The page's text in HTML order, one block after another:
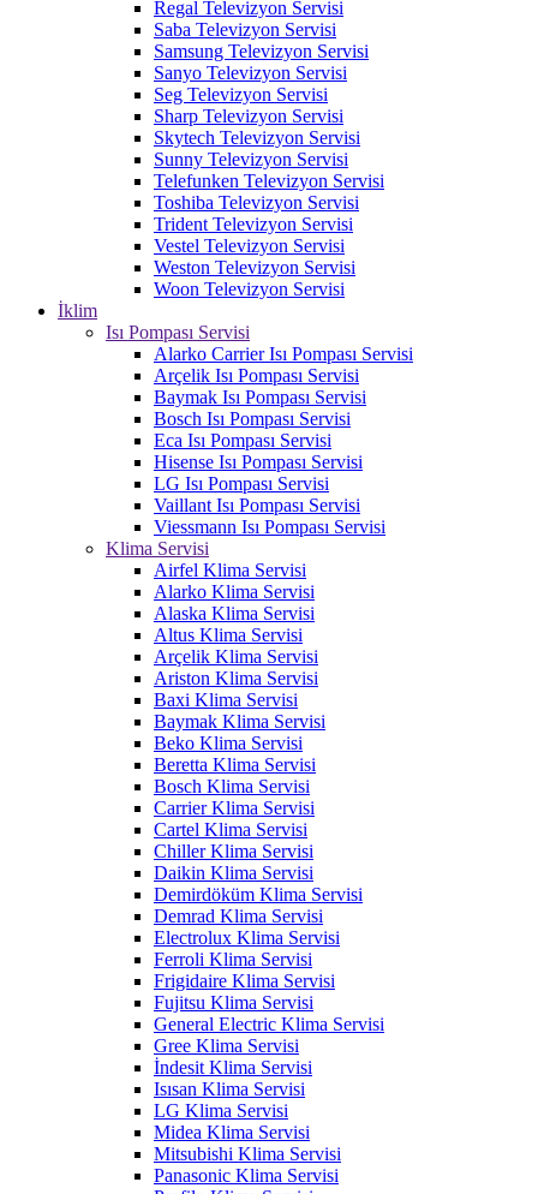
Regal Televizyon Servisi
Saba Televizyon Servisi
Samsung Televizyon Servisi
Sanyo Televizyon Servisi
Seg Televizyon Servisi
Sharp Televizyon Servisi
Skytech Televizyon Servisi
Sunny Televizyon Servisi
Telefunken Televizyon Servisi
Toshiba Televizyon Servisi
Trident Televizyon Servisi
Vestel Televizyon Servisi
Weston Televizyon Servisi
Woon Televizyon Servisi
İklim
Isı Pompası Servisi
Alarko Carrier Isı Pompası Servisi
Arçelik Isı Pompası Servisi
Baymak Isı Pompası Servisi
Bosch Isı Pompası Servisi
Eca Isı Pompası Servisi
Hisense Isı Pompası Servisi
LG Isı Pompası Servisi
Vaillant Isı Pompası Servisi
Viessmann Isı Pompası Servisi
Klima Servisi
Airfel Klima Servisi
Alarko Klima Servisi
Alaska Klima Servisi
Altus Klima Servisi
Arçelik Klima Servisi
Ariston Klima Servisi
Baxi Klima Servisi
Baymak Klima Servisi
Beko Klima Servisi
Beretta Klima Servisi
Bosch Klima Servisi
Carrier Klima Servisi
Cartel Klima Servisi
Chiller Klima Servisi
Daikin Klima Servisi
Demirdöküm Klima Servisi
Demrad Klima Servisi
Electrolux Klima Servisi
Ferroli Klima Servisi
Frigidaire Klima Servisi
Fujitsu Klima Servisi
General Electric Klima Servisi
Gree Klima Servisi
İndesit Klima Servisi
Isısan Klima Servisi
LG Klima Servisi
Midea Klima Servisi
Mitsubishi Klima Servisi
Panasonic Klima Servisi